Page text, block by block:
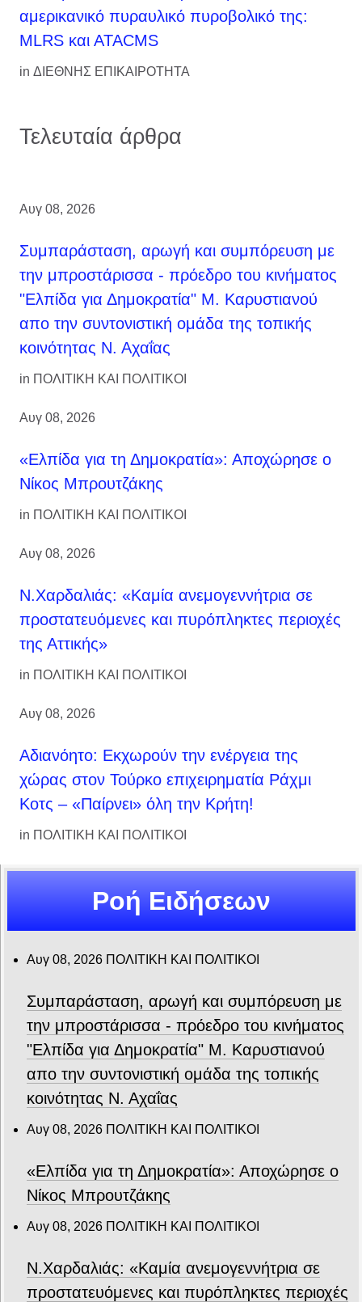
αμερικανικό πυραυλικό πυροβολικό της:
MLRS και ΑΤΑCMS
in ΔΙΕΘΝΗΣ ΕΠΙΚΑΙΡΟΤΗΤΑ
Τελευταία άρθρα
Αυγ 08, 2026
Συμπαράσταση, αρωγή και συμπόρευση με
την μπροστάρισσα - πρόεδρο του κινήματος
"Ελπίδα για Δημοκρατία" Μ. Καρυστιανού
απο την συντονιστική ομάδα της τοπικής
κοινότητας Ν. Αχαΐας
in ΠΟΛΙΤΙΚΗ ΚΑΙ ΠΟΛΙΤΙΚΟΙ
Αυγ 08, 2026
«Ελπίδα για τη Δημοκρατία»: Αποχώρησε ο
Νίκος Μπρουτζάκης
in ΠΟΛΙΤΙΚΗ ΚΑΙ ΠΟΛΙΤΙΚΟΙ
Αυγ 08, 2026
Ν.Χαρδαλιάς: «Καμία ανεμογεννήτρια σε
προστατευόμενες και πυρόπληκτες περιοχές
της Αττικής»
in ΠΟΛΙΤΙΚΗ ΚΑΙ ΠΟΛΙΤΙΚΟΙ
Αυγ 08, 2026
Αδιανόητο: Εκχωρούν την ενέργεια της
χώρας στον Τούρκο επιχειρηματία Ράχμι
Κοτς – «Παίρνει» όλη την Κρήτη!
in ΠΟΛΙΤΙΚΗ ΚΑΙ ΠΟΛΙΤΙΚΟΙ
Ροή Ειδήσεων
Αυγ 08, 2026 ΠΟΛΙΤΙΚΗ ΚΑΙ ΠΟΛΙΤΙΚΟΙ
Συμπαράσταση, αρωγή και συμπόρευση με
την μπροστάρισσα - πρόεδρο του κινήματος
"Ελπίδα για Δημοκρατία" Μ. Καρυστιανού
απο την συντονιστική ομάδα της τοπικής
κοινότητας Ν. Αχαΐας
Αυγ 08, 2026 ΠΟΛΙΤΙΚΗ ΚΑΙ ΠΟΛΙΤΙΚΟΙ
«Ελπίδα για τη Δημοκρατία»: Αποχώρησε ο
Νίκος Μπρουτζάκης
Αυγ 08, 2026 ΠΟΛΙΤΙΚΗ ΚΑΙ ΠΟΛΙΤΙΚΟΙ
Ν.Χαρδαλιάς: «Καμία ανεμογεννήτρια σε
προστατευόμενες και πυρόπληκτες περιοχές